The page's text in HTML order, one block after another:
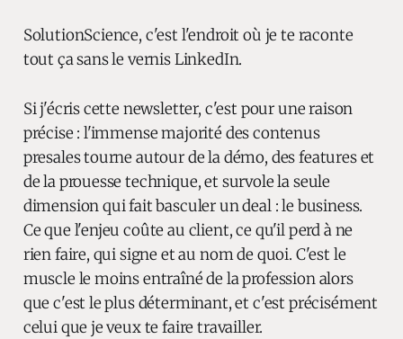
SolutionScience, c'est l'endroit où je te raconte
tout ça sans le vernis LinkedIn.
Si j'écris cette newsletter, c'est pour une raison
précise : l'immense majorité des contenus
presales tourne autour de la démo, des features et
de la prouesse technique, et survole la seule
dimension qui fait basculer un deal : le business.
Ce que l'enjeu coûte au client, ce qu'il perd à ne
rien faire, qui signe et au nom de quoi. C'est le
muscle le moins entraîné de la profession alors
que c'est le plus déterminant, et c'est précisément
celui que je veux te faire travailler.